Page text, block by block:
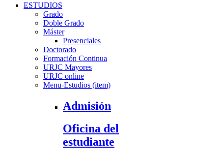
ESTUDIOS
Grado
Doble Grado
Máster
Presenciales
Doctorado
Formación Continua
URJC Mayores
URJC online
Menu-Estudios (item)
Admisión
Oficina del
estudiante